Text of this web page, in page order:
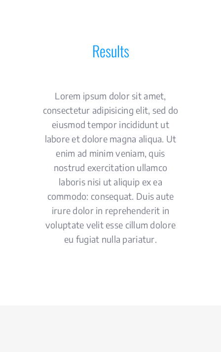
Results
Lorem ipsum dolor sit amet,
consectetur adipisicing elit, sed do
eiusmod tempor incididunt ut
labore et dolore magna aliqua. Ut
enim ad minim veniam, quis
nostrud exercitation ullamco
laboris nisi ut aliquip ex ea
commodo: consequat. Duis aute
irure dolor in reprehenderit in
voluptate velit esse cillum dolore
eu fugiat nulla pariatur.